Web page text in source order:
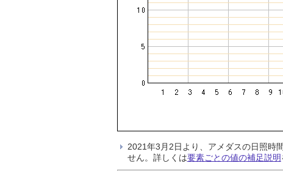
2021年3月2日より、アメダスの日照時
せん。詳しくは要素ごとの値の補足説明